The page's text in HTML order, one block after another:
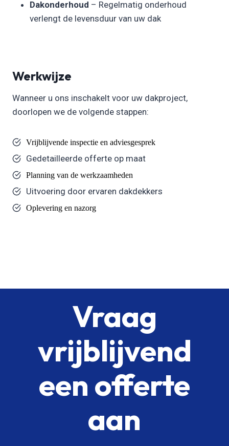
Dakonderhoud – Regelmatig onderhoud
verlengt de levensduur van uw dak
Werkwijze
Wanneer u ons inschakelt voor uw dakproject,
doorlopen we de volgende stappen:
Vrijblijvende inspectie en adviesgesprek
Gedetailleerde offerte op maat
Planning van de werkzaamheden
Uitvoering door ervaren dakdekkers
Oplevering en nazorg
Vraag
vrijblijvend
een offerte
aan